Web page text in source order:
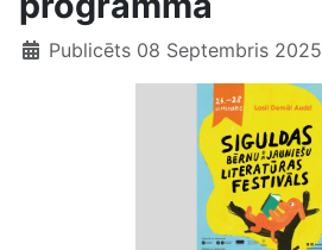
Publicēts 08 Septembris 2025